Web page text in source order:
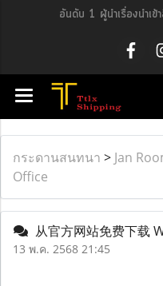
อันดับ 1 ผู้นำเรื่องนำเข้
กระดานสนทนา > Jan
Office
从官方网站免费下载
13 พ.ค. 2568 21:45